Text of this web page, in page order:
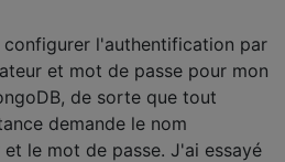
configurer l'authentification par
et mot de passe pour mon
de sorte que tout
demande le nom
le mot de passe. J'ai essayé